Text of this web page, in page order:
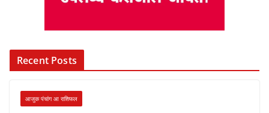
Recent Posts
आजुक पंचांग आ राशिफल